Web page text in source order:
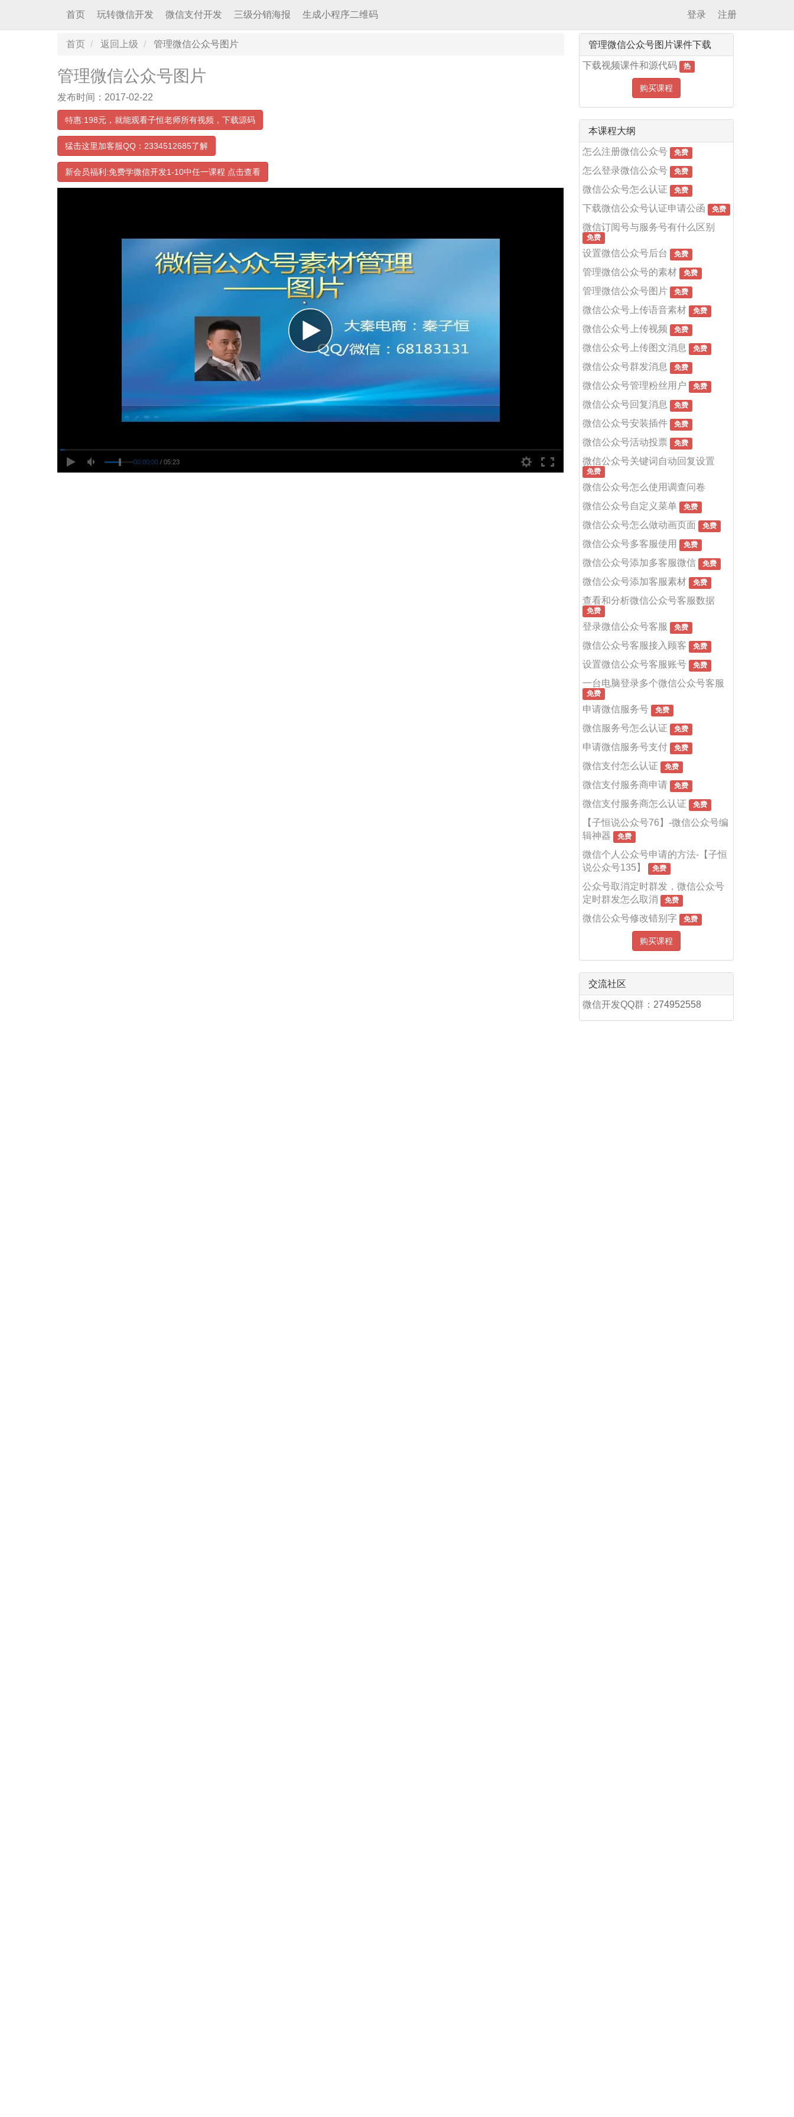
首页 玩转微信开发 微信支付开发 三级分销海报 生成小程序二维码 登录 注册
首页 返回上级 管理微信公众号图片
管理微信公众号图片
发布时间：2017-02-22
特惠:198元，就能观看子恒老师所有视频，下载源码
猛击这里加客服QQ：2334512685了解
新会员福利:免费学微信开发1-10中任一课程 点击查看
00:00:00 / 05:23
管理微信公众号图片课件下载
下载视频课件和源代码 热
购买课程
本课程大纲
怎么注册微信公众号 免费
怎么登录微信公众号 免费
微信公众号怎么认证 免费
下载微信公众号认证申请公函 免费
微信订阅号与服务号有什么区别
免费
设置微信公众号后台 免费
管理微信公众号的素材 免费
管理微信公众号图片 免费
微信公众号上传语音素材 免费
微信公众号上传视频 免费
微信公众号上传图文消息 免费
微信公众号群发消息 免费
微信公众号管理粉丝用户 免费
微信公众号回复消息 免费
微信公众号安装插件 免费
微信公众号活动投票 免费
微信公众号关键词自动回复设置
免费
微信公众号怎么使用调查问卷
微信公众号自定义菜单
免费
微信公众号怎么做动画页面 免费
微信公众号多客服使用 免费
微信公众号添加多客服微信 免费
微信公众号添加客服素材 免费
查看和分析微信公众号客服数据
免费
登录微信公众号客服 免费
微信公众号客服接入顾客 免费
设置微信公众号客服账号 免费
一台电脑登录多个微信公众号客服
免费
申请微信服务号 免费
微信服务号怎么认证 免费
申请微信服务号支付 免费
微信支付怎么认证 免费
微信支付服务商申请 免费
微信支付服务商怎么认证 免费
【子恒说公众号76】-微信公众号编
辑神器
免费
微信个人公众号申请的方法-【子恒
说公众号135】
免费
公众号取消定时群发，微信公众号
定时群发怎么取消
免费
微信公众号修改错别字 免费
购买课程
交流社区
微信开发QQ群： 274952558